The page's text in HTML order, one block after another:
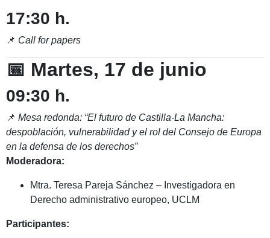
17:30 h.
📌 Call for papers
📅 Martes, 17 de junio
09:30 h.
📌 Mesa redonda: “El futuro de Castilla-La Mancha:
despoblación, vulnerabilidad y el rol del Consejo de Europa
en la defensa de los derechos”
Moderadora:
Mtra. Teresa Pareja Sánchez – Investigadora en
Derecho administrativo europeo, UCLM
Participantes: